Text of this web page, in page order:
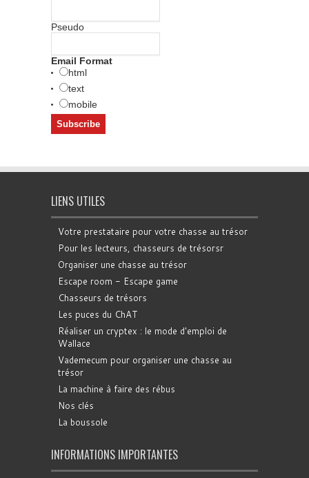
Pseudo
Email Format
html
text
mobile
LIENS UTILES
Votre prestataire pour votre chasse au trésor
Pour les lecteurs, chasseurs de trésorsr
Organiser une chasse au trésor
Escape room - Escape game
Chasseurs de trésors
Les puces du ChAT
Réaliser un cryptex : le mode d'emploi de
Wallace
Vademecum pour organiser une chasse au
trésor
La machine à faire des rébus
Nos clés
La boussole
INFORMATIONS IMPORTANTES